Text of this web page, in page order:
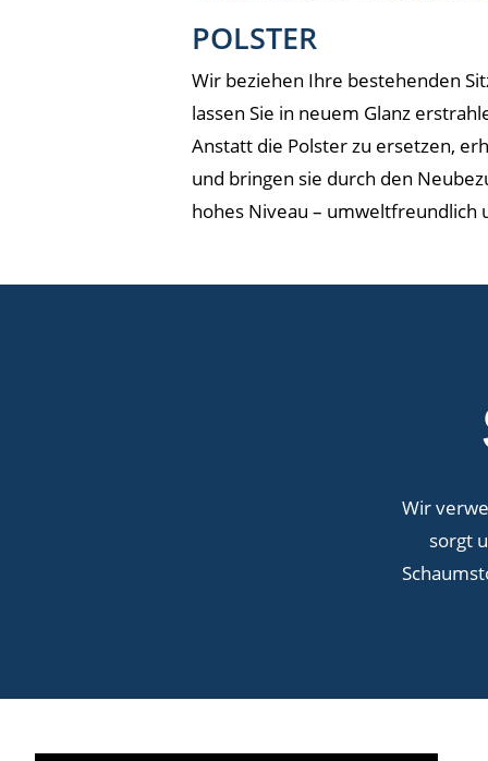
POLSTER
Wir beziehen Ihre bestehenden
lassen Sie in neuem Glanz
Anstatt die Polster zu ersetzen,
und bringen sie durch den
hohes Niveau – umweltfreundlich
Wir
sorgt